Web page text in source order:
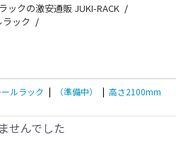
ックの激安通販 JUKI-RACK
ック
ルラック | （準備中） | 高さ2100mm
せんでした